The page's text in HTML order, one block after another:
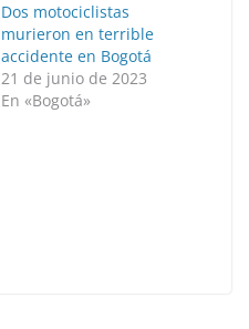
Dos motociclistas
murieron en terrible
accidente en Bogotá
21 de junio de 2023
En «Bogotá»